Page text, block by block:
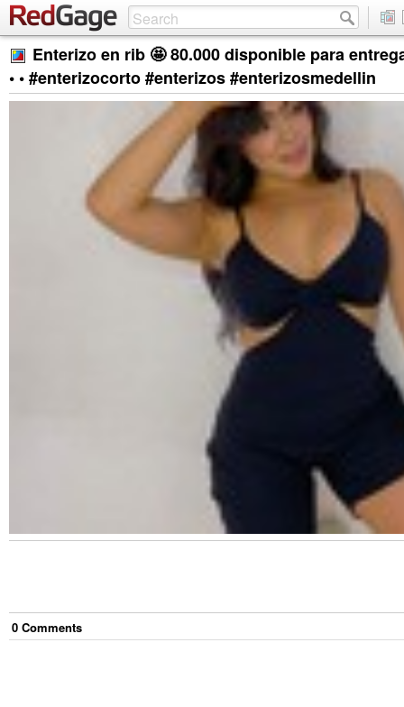
Enterizo en rib 🤩 80.000 disponible para
• • #enterizocorto #enterizos #enterizosmedellin
0 Comments